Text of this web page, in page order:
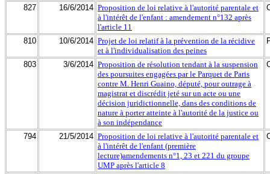
827 16/6/2014 Proposition de loi relative à l'autorité parentale et
à l'intérêt de l'enfant : amendement n°132 après
l'article 11
810 10/6/2014 Projet de loi relatif à la prévention de la récidive
et à l'individualisation des peines
803 3/6/2014 Proposition de résolution tendant à la suspension
des poursuites engagées par le Parquet de Paris
contre M. Henri Guaino, député, pour outrage à
magistrat et discrédit jeté sur un acte ou une
décision juridictionnelle, dans des conditions de
nature à porter atteinte à l'autorité de la justice ou
à son indépendance
794 21/5/2014 Proposition de loi relative à l'autorité parentale et
à l'intérêt de l'enfant (première
lecture)amendements n°1, 23 et 221 du groupe
UMP après l'article 8